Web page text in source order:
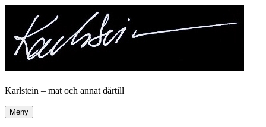
innehåll
Karlstein – mat och annat därtill
Meny